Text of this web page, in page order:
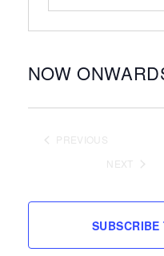
NOW
PREVIOUS
NEXT